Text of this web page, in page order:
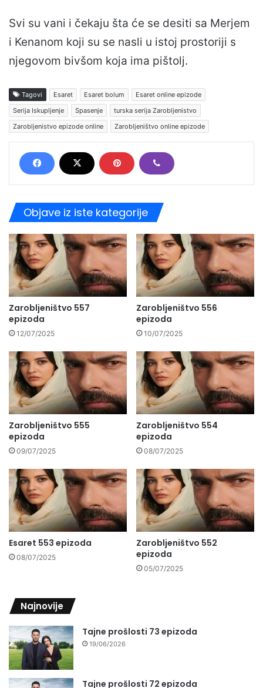
Svi su vani i čekaju šta će se desiti sa Merjem
i Kenanom koji su se nasli u istoj prostoriji s
njegovom bivšom koja ima pištolj.
Tagovi Esaret Esaret bolum
Esaret online epizode
Serija Iskupljenje
Spasenje
turska serija Zarobljenistvo
Zarobljenistvo epizode online
Zarobljeništvo online epizode
Objave iz iste kategorije
Zarobljeništvo 557
epizoda
12/07/2025
Zarobljeništvo 556
epizoda
10/07/2025
Zarobljeništvo 555
epizoda
09/07/2025
Zarobljeništvo 554
epizoda
08/07/2025
Esaret 553 epizoda
08/07/2025
Zarobljeništvo 552
epizoda
05/07/2025
Najnovije
Tajne prošlosti 73 epizoda
19/06/2026
Tajne prošlosti 72 epizoda